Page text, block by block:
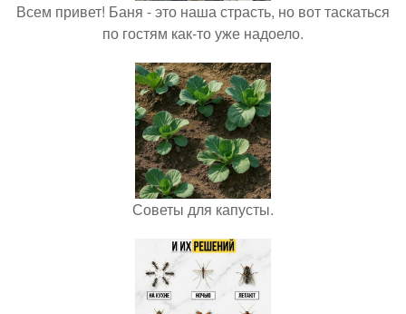
Всем привет! Баня - это наша страсть, но вот таскаться
по гостям как-то уже надоело.
Советы для капусты.